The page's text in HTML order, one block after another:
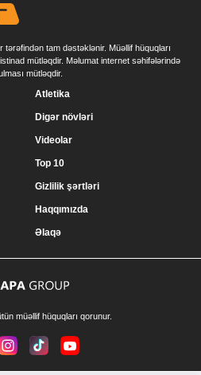
tam dəstəklənir. Müəllif hüquqları
mütləqdir. Məlumat internet səhifələrində
mütləqdir.
Atletika
Digər növləri
Videolar
Top 10
Gizlilik şərtləri
Haqqımızda
Əlaqə
müəllif hüquqları qorunur.